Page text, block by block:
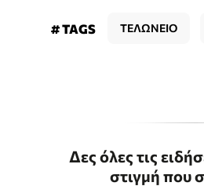
# TAGS ΤΕΛΩΝΕΙΟ
Δες όλες τις
στιγμή που